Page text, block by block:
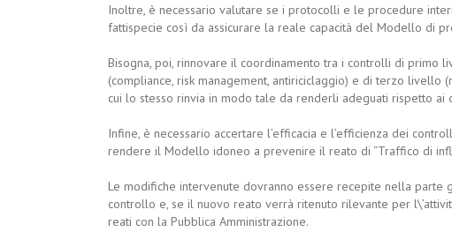
Inoltre, è necessario valutare se i protocolli e le procedure
fattispecie così da assicurare la reale capacità del Modello di
Bisogna, poi, rinnovare il coordinamento tra i controlli di
(compliance, risk management, antiriciclaggio) e di terzo
cui lo stesso rinvia in modo tale da renderli adeguati rispetto ai
Infine, è necessario accertare l’efficacia e l’efficienza dei
rendere il Modello idoneo a prevenire il reato di “Traffico di
Le modifiche intervenute dovranno essere recepite nella
controllo e, se il nuovo reato verrà ritenuto rilevante per
reati con la Pubblica Amministrazione.